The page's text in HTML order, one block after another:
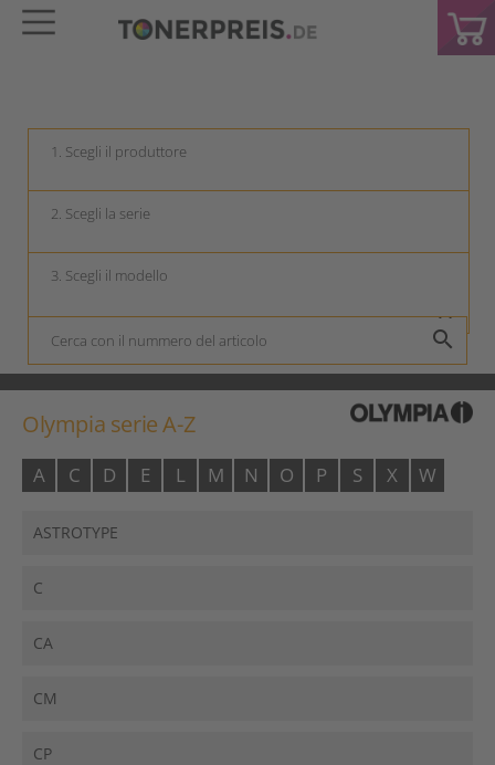
keyboard_arrow_down
keyboard_arrow_down
keyboard_arrow_down
search
Olympia serie A-Z
A C D E L M N O P S X W
ASTROTYPE
C
CA
CM
CP